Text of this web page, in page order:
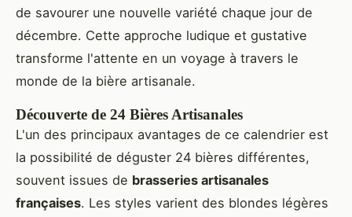
de savourer une nouvelle variété chaque jour de
décembre. Cette approche ludique et gustative
transforme l'attente en un voyage à travers le
monde de la bière artisanale.
Découverte de 24 Bières Artisanales
L'un des principaux avantages de ce calendrier est
la possibilité de déguster 24 bières différentes,
souvent issues de brasseries artisanales
françaises. Les styles varient des blondes légères